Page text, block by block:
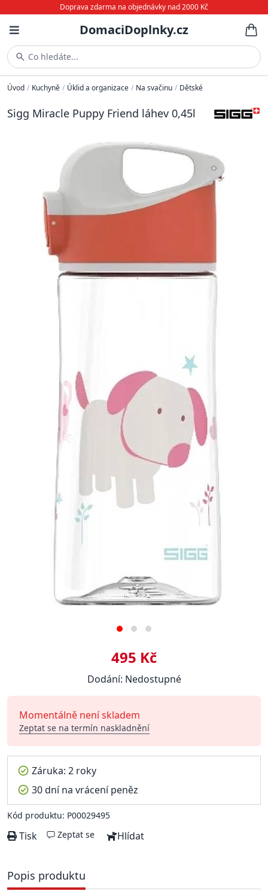
Doprava zdarma na objednávky nad 2000 Kč
DomaciDoplnky.cz
Co hledáte...
Úvod / Kuchyně / Úklid a organizace / Na svačinu / Dětské
Sigg Miracle Puppy Friend láhev 0,45l
495 Kč
Dodání: Nedostupné
Momentálně není skladem
Zeptat se na termín naskladnění
Záruka: 2 roky
30 dní na vrácení peněz
Kód produktu: P00029495
Tisk Zeptat se Hlídat
Popis produktu